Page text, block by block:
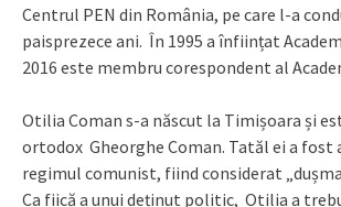
Centrul PEN din România, pe care l-a
paisprezece ani. În 1995 a înființat
2016 este membru corespondent al
Otilia Coman s-a născut la Timișoara și
ortodox Gheorghe Coman. Tatăl ei a fost
regimul comunist, fiind considerat
Ca fiică a unui deținut politic, Otilia a